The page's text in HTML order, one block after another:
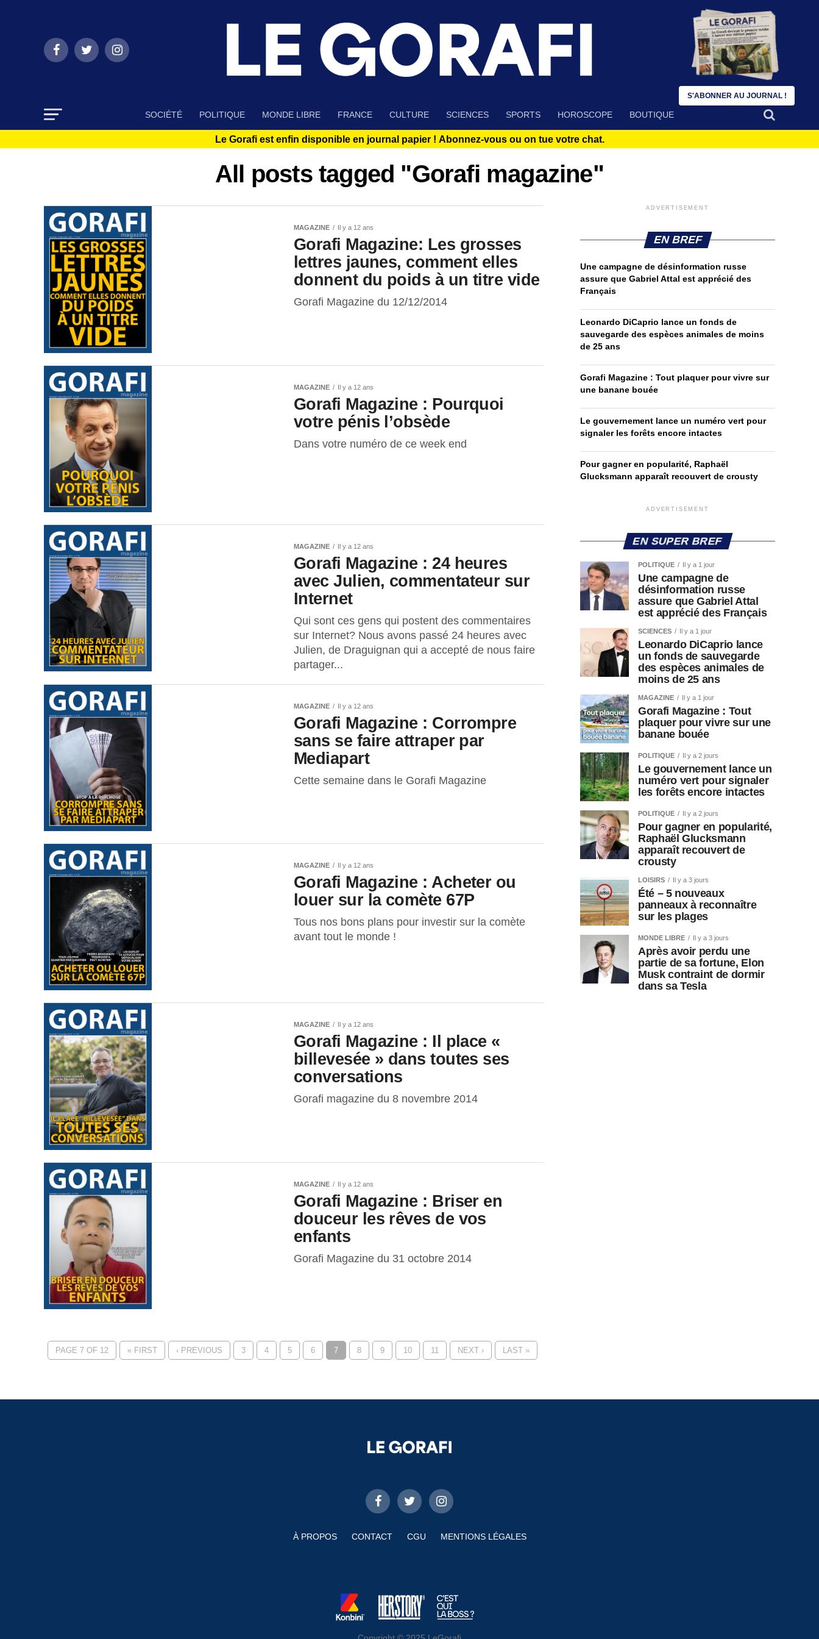
SOCIÉTÉ POLITIQUE MONDE LIBRE FRANCE CULTURE SCIENCES SPORTS HOROSCOPE BOUTIQUE
Le Gorafi est enfin disponible en journal papier ! Abonnez-vous ou on tue votre chat.
All posts tagged "Gorafi magazine"
MAGAZINE Il y a 12 ans
Gorafi Magazine: Les grosses
lettres jaunes, comment elles
donnent du poids à un titre vide
Gorafi Magazine du 12/12/2014
MAGAZINE Il y a 12 ans
Gorafi Magazine : Pourquoi
votre pénis l’obsède
Dans votre numéro de ce week end
MAGAZINE Il y a 12 ans
Gorafi Magazine : 24 heures
avec Julien, commentateur sur
Internet
Qui sont ces gens qui postent des commentaires
sur Internet? Nous avons passé 24 heures avec
Julien, de Draguignan qui a accepté de nous faire
partager...
MAGAZINE Il y a 12 ans
Gorafi Magazine : Corrompre
sans se faire attraper par
Mediapart
Cette semaine dans le Gorafi Magazine
MAGAZINE Il y a 12 ans
Gorafi Magazine : Acheter ou
louer sur la comète 67P
Tous nos bons plans pour investir sur la comète
avant tout le monde !
MAGAZINE Il y a 12 ans
Gorafi Magazine : Il place «
billevesée » dans toutes ses
conversations
Gorafi magazine du 8 novembre 2014
MAGAZINE Il y a 12 ans
Gorafi Magazine : Briser en
douceur les rêves de vos
enfants
Gorafi Magazine du 31 octobre 2014
PAGE 7 OF 12 « FIRST ‹ PREVIOUS 3 4 5 6 7 8 9 10 11 NEXT › LAST »
ADVERTISEMENT
EN BREF
Une campagne de désinformation russe
assure que Gabriel Attal est apprécié des
Français
Leonardo DiCaprio lance un fonds de
sauvegarde des espèces animales de moins
de 25 ans
Gorafi Magazine : Tout plaquer pour vivre sur
une banane bouée
Le gouvernement lance un numéro vert pour
signaler les forêts encore intactes
Pour gagner en popularité, Raphaël
Glucksmann apparaît recouvert de crousty
ADVERTISEMENT
EN SUPER BREF
POLITIQUE Il y a 1 jour
Une campagne de
désinformation russe
assure que Gabriel Attal
est apprécié des Français
SCIENCES Il y a 1 jour
Leonardo DiCaprio lance
un fonds de sauvegarde
des espèces animales de
moins de 25 ans
MAGAZINE Il y a 1 jour
Gorafi Magazine : Tout
plaquer pour vivre sur une
banane bouée
POLITIQUE Il y a 2 jours
Le gouvernement lance un
numéro vert pour signaler
les forêts encore intactes
POLITIQUE Il y a 2 jours
Pour gagner en popularité,
Raphaël Glucksmann
apparaît recouvert de
crousty
LOISIRS Il y a 3 jours
Été – 5 nouveaux
panneaux à reconnaître
sur les plages
MONDE LIBRE Il y a 3 jours
Après avoir perdu une
partie de sa fortune, Elon
Musk contraint de dormir
dans sa Tesla
À PROPOS CONTACT CGU MENTIONS LÉGALES
S'ABONNER AU JOURNAL !